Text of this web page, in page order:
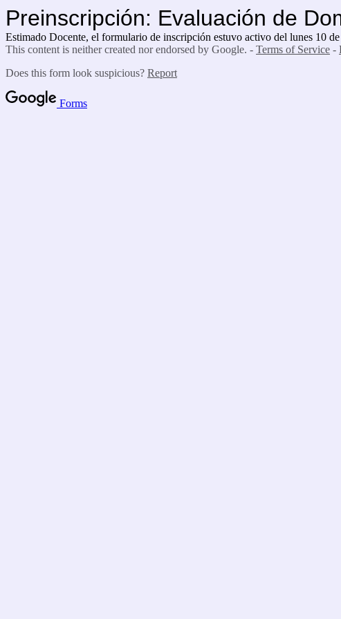
Preinscripción: Evaluación de
Estimado Docente, el formulario de inscripción estuvo activo del lunes 10
This content is neither created nor endorsed by Google. - Terms of Service -
Does this form look suspicious? Report
Forms